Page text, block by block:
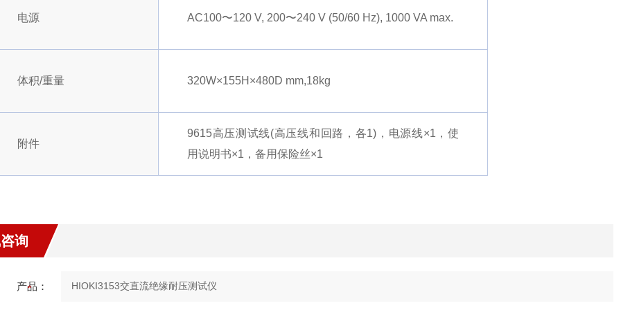
电源 AC100〜120 V, 200〜240 V (50/60 Hz), 1000 VA max.
体积/重量 320W×155H×480D mm,18kg
附件
9615高压测试线(高压线和回路，各1)，电源线×1，使
用说明书×1，备用保险丝×1
询
产品：